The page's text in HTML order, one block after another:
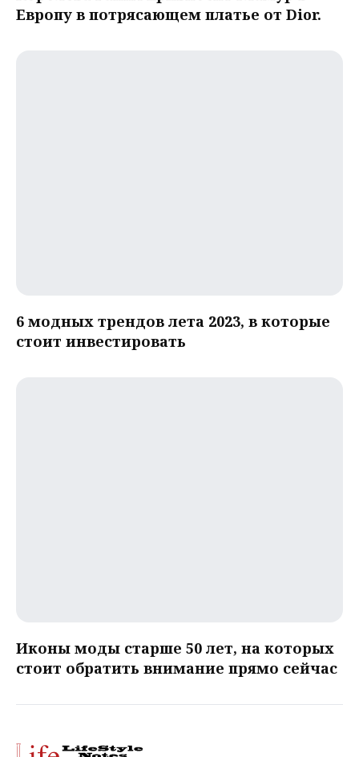
Европу в потрясающем платье от Dior.
6 модных трендов лета 2023, в которые
стоит инвестировать
Иконы моды старше 50 лет, на которых
стоит обратить внимание прямо сейчас